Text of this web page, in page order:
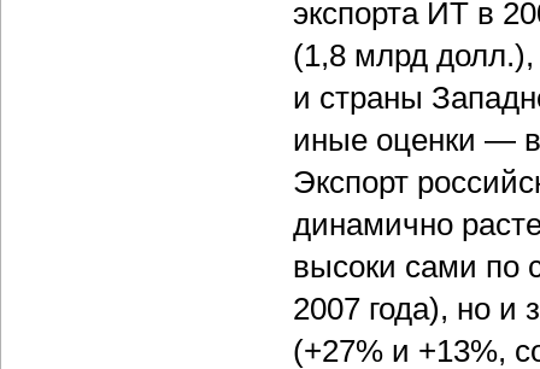
экспорта ИТ в
(1,8 млрд
и страны
иные оценки —
Экспорт
динамично
высоки сами по
2007 года), но
(+27% и +13%,